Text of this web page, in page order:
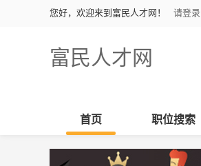
您好，欢迎来到富民人才网！ 请登录
富民人才网
首页 职位搜索